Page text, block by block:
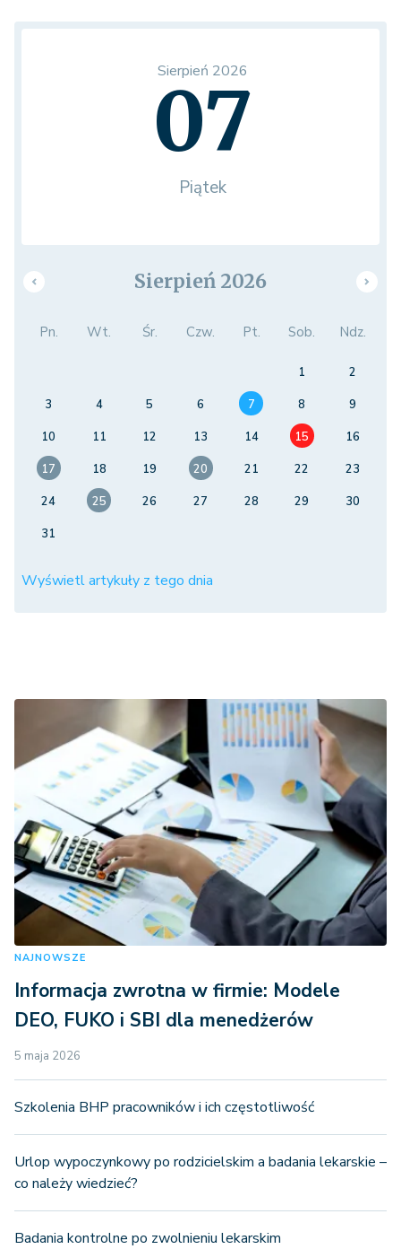
Sierpień 2026
07
Piątek
Sierpień 2026
Pn. Wt. Śr. Czw. Pt. Sob. Ndz.
1
2
3
4 5 6 7 8
9
10
11 12 13 14 15
16
17
18 19 20 21 22
23
24
25 26 27 28 29
30
31
Wyświetl artykuły z tego dnia
NAJNOWSZE
Informacja zwrotna w firmie: Modele
DEO, FUKO i SBI dla menedżerów
5 maja 2026
Szkolenia BHP pracowników i ich częstotliwość
Urlop wypoczynkowy po rodzicielskim a badania lekarskie –
co należy wiedzieć?
Badania kontrolne po zwolnieniu lekarskim